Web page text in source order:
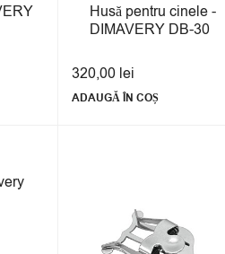
Husă pentru cinele -
DIMAVERY DB-30
320,00 lei
ADAUGĂ ÎN COȘ